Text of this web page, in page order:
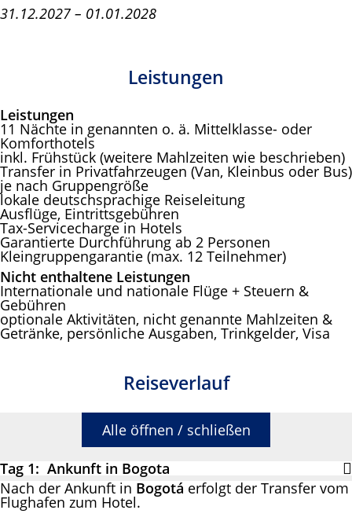
31.12.2027 – 01.01.2028
Leistungen
Leistungen
11 Nächte in genannten o. ä. Mittelklasse- oder
Komforthotels
inkl. Frühstück (weitere Mahlzeiten wie beschrieben)
Transfer in Privatfahrzeugen (Van, Kleinbus oder Bus)
je nach Gruppengröße
lokale deutschsprachige Reiseleitung
Ausflüge, Eintrittsgebühren
Tax-Servicecharge in Hotels
Garantierte Durchführung ab 2 Personen
Kleingruppengarantie (max. 12 Teilnehmer)
Nicht enthaltene Leistungen
Internationale und nationale Flüge + Steuern &
Gebühren
optionale Aktivitäten, nicht genannte Mahlzeiten &
Getränke, persönliche Ausgaben, Trinkgelder, Visa
Reiseverlauf
Alle öffnen / schließen
Tag 1: Ankunft in Bogota
Nach der Ankunft in Bogotá erfolgt der Transfer vom
Flughafen zum Hotel.